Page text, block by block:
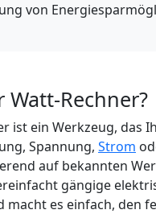
von
Watt-Rechner?
ist ein Werkzeug, das
Spannung, Strom
auf bekannten
gängige
macht es einfach, den